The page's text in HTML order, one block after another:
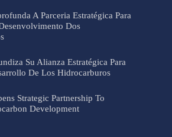
A Parceria Estratégica Para
Dos
Su Alianza Estratégica Para
De Los Hidrocarburos
Strategic Partnership To
Development